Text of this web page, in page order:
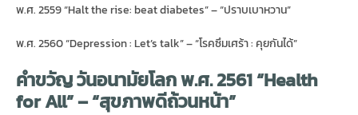
พ.ศ. 2559 “Halt the rise: beat diabetes” – “ปราบเบาหวาน”
พ.ศ. 2560 “Depression : Let’s talk” – “โรคซึมเศร้า : คุยกันได้”
คำขวัญ วันอนามัยโลก พ.ศ. 2561 “Health
for All” – “สุขภาพดีถ้วนหน้า”